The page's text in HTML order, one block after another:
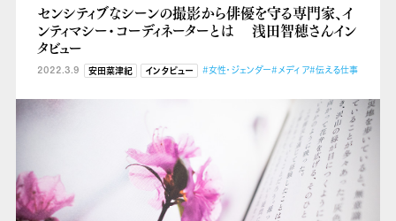
センシティブなシーンの撮影から俳優を守る専門家、イ
ンティマシー・コーディネーターとは 浅田智穂さんイン
タビュー
2022.3.9 安田菜津紀 インタビュー #女性・ジェンダー#メディア#伝える仕事